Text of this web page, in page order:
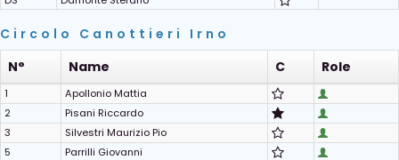
Circolo Canottieri Irno
N°
Name C Role
1
Apollonio Mattia
2
Pisani Riccardo
3
Silvestri Maurizio Pio
5
Parrilli Giovanni